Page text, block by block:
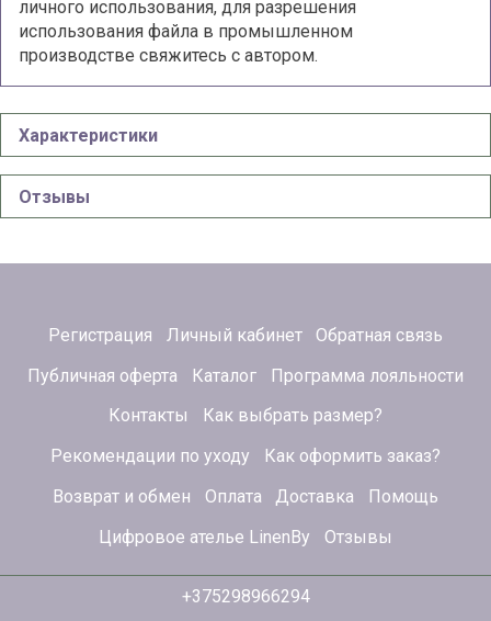
личного использования, для разрешения
использования файла в промышленном
производстве свяжитесь с автором.
Характеристики
Отзывы
Регистрация Личный кабинет
Обратная связь
Публичная оферта
Каталог
Программа лояльности
Контакты
Как выбрать размер?
Рекомендации по уходу
Как оформить заказ?
Возврат и обмен
Оплата Доставка
Помощь
Цифровое ателье LinenBy
Отзывы
+375298966294